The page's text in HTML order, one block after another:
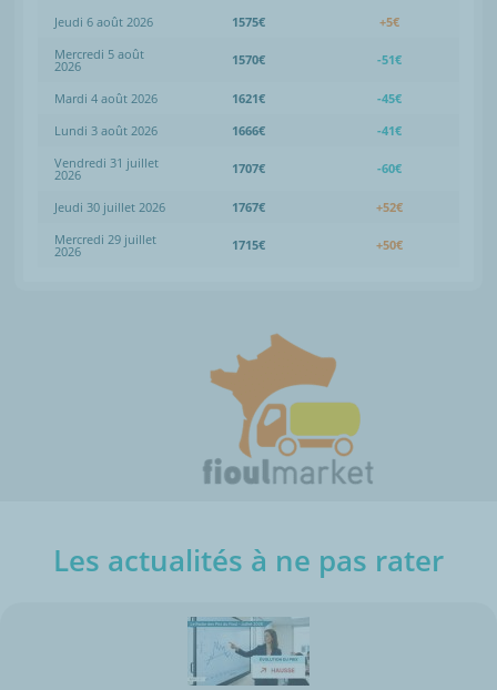
Jeudi 6 août 2026 1575€
+5€
Mercredi 5 août
2026 1570€ -51€
Mardi 4 août 2026 1621€
-45€
Lundi 3 août 2026
1666€
-41€
Vendredi 31 juillet
2026 1707€ -60€
Jeudi 30 juillet 2026 1767€
+52€
Mercredi 29 juillet
2026 1715€ +50€
Les actualités à ne pas rater